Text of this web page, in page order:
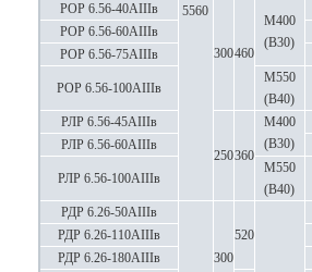
5560
РОР 6.56-40АIIIв
300460
М400
(В30)
РОР 6.56-60АIIIв
РОР 6.56-75АIIIв
РОР 6.56-100АIIIв
М550
(В40)
РЛР 6.56-45АIIIв
250360
М400
(В30)
РЛР 6.56-60АIIIв
РЛР 6.56-100АIIIв
М550
(В40)
РДР 6.26-50АIIIв
300
520
РДР 6.26-110АIIIв
РДР 6.26-180АIIIв